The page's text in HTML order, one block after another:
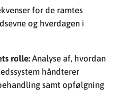
for de ramtes
og hverdagen i
rolle: Analyse af, hvordan
håndterer
samt opfølgning